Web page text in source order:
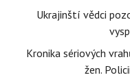
Ukrajinští vědci
Kronika sériových
žen.